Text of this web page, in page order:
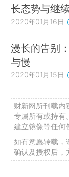
长态势与继
2020年01月16日
漫长的告别
与慢
2020年01月15日
财新网所刊载内
专属所有或持有
建立镜像等任何
如有意愿转载，
确认及授权后，